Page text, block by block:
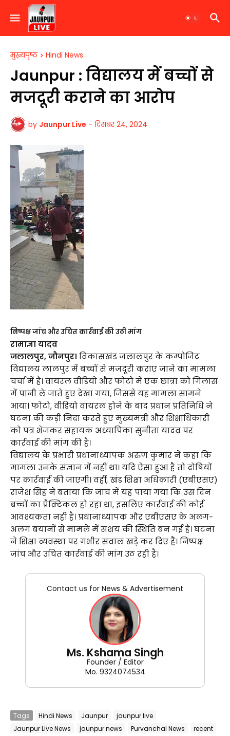
मुख्यपृष्ठ Hindi News
Jaunpur : ​विद्यालय में बच्चों से
मजदूरी कराने का आरोप
by Jaunpur Live - दिसंबर 24, 2024
निष्पक्ष जांच और उचित कार्रवाई की उठी मांग
रामाज्ञा यादव
जलालपुर, जौनपुर। विकासखंड जलालपुर के कम्पोजिट
विद्यालय लालपुर में बच्चों से मजदूरी कराए जाने का मामला
चर्चा में है। वायरल वीडियो और फोटो में एक छात्रा को गिलास
में पानी ले जाते हुए देखा गया, जिससे यह मामला सामने
आया। फोटो, वीडियो वायरल होने के बाद प्रधान प्रतिनिधि ने
घटना की कड़ी निंदा करते हुए मुख्यमंत्री और शिक्षाधिकारी
को पत्र भेजकर सहायक अध्यापिका सुनीता यादव पर
कार्रवाई की मांग की है।
विद्यालय के प्रभारी प्रधानाध्यापक अरुण कुमार ने कहा कि
मामला उनके संज्ञान में नहीं था। यदि ऐसा हुआ है तो दोषियों
पर कार्रवाई की जाएगी। वहीं, खंड शिक्षा अधिकारी (एबीएसए)
राजेश सिंह ने बताया कि जांच में यह पाया गया कि उस दिन
बच्चों का प्रैक्टिकल हो रहा था, इसलिए कार्रवाई की कोई
आवश्यकता नहीं है। प्रधानाध्यापक और एबीएसए के अलग-
अलग बयानों से मामले में संशय की स्थिति बन गई है। घटना
ने शिक्षा व्यवस्था पर गंभीर सवाल खड़े कर दिए हैं। निष्पक्ष
जांच और उचित कार्रवाई की मांग उठ रही है।
Contact us for News & Advertisement
Ms. Kshama Singh
Founder / Editor
Mo. 9324074534
Tags Hindi News Jaunpur
jaunpur live
Jaunpur Live News
jaunpur news Purvanchal News
recent